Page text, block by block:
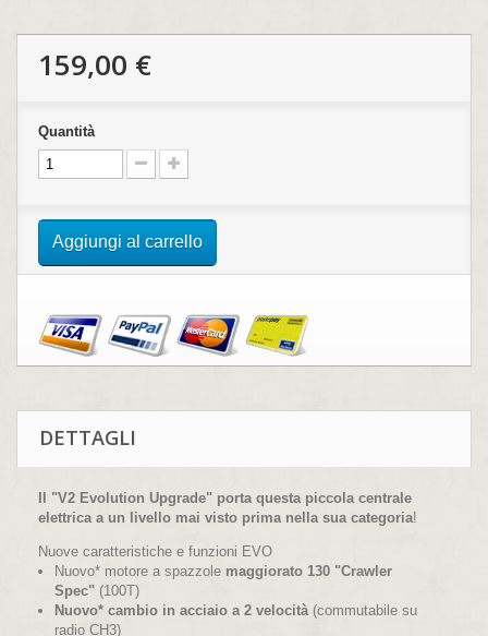
159,00 €
Quantità
Aggiungi al carrello
DETTAGLI
Il "V2 Evolution Upgrade" porta questa piccola centrale
elettrica a un livello mai visto prima nella sua categoria!
Nuove caratteristiche e funzioni EVO
Nuovo* motore a spazzole maggiorato 130 "Crawler
Spec" (100T)
Nuovo* cambio in acciaio a 2 velocità (commutabile su
radio CH3)